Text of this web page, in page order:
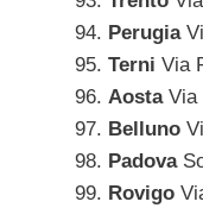
Perugia
Terni Via
AostaVia
Belluno
Padova
Rovigo